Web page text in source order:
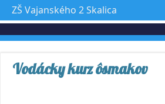
Vodácky kurz ôsmakov
ZŠ Vajanského 2 Skalica